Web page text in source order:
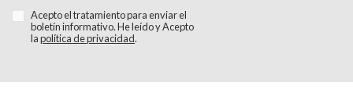
Acepto el tratamiento para enviar el
boletín informativo. He leído y Acepto
lapolítica de privacidad.